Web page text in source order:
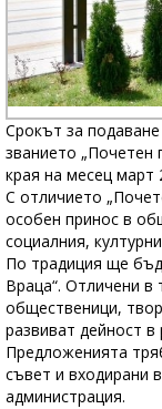
Срокът за
званието „Почетен
края на месец март
С отличието
особен принос в
социалния,
По традиция ще
Враца“. Отличени в
общественици,
развиват дейност
Предложенията
съвет и входирани
администрация.